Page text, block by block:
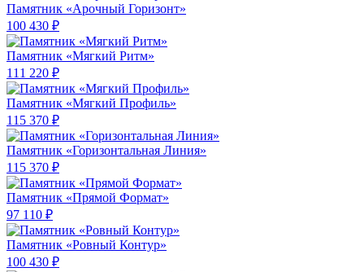
Памятник «Арочный Горизонт»
100 430 ₽
Памятник «Мягкий Ритм»
111 220 ₽
Памятник «Мягкий Профиль»
115 370 ₽
Памятник «Горизонтальная Линия»
115 370 ₽
Памятник «Прямой Формат»
97 110 ₽
Памятник «Ровный Контур»
100 430 ₽